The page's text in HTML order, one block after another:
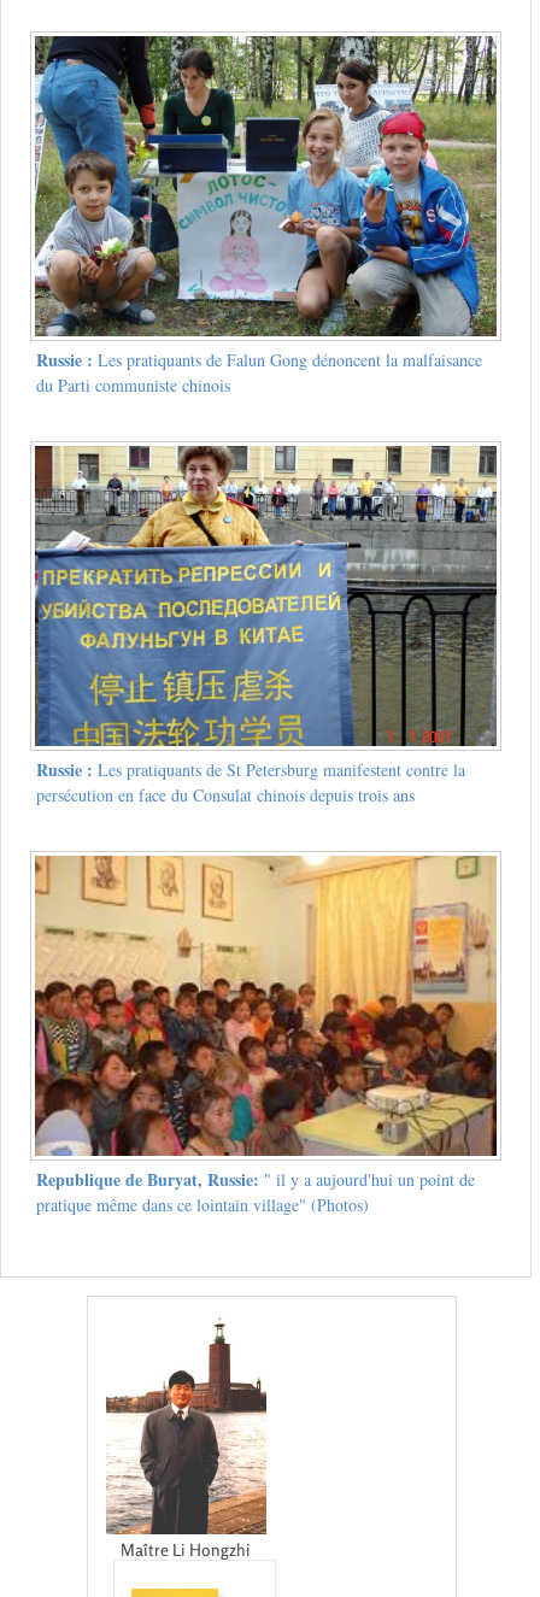
Russie : Les pratiquants de Falun Gong dénoncent la malfaisance
du Parti communiste chinois
Russie : Les pratiquants de St Petersburg manifestent contre la
persécution en face du Consulat chinois depuis trois ans
Republique de Buryat, Russie: " il y a aujourd'hui un point de
pratique même dans ce lointain village" (Photos)
Maître Li Hongzhi